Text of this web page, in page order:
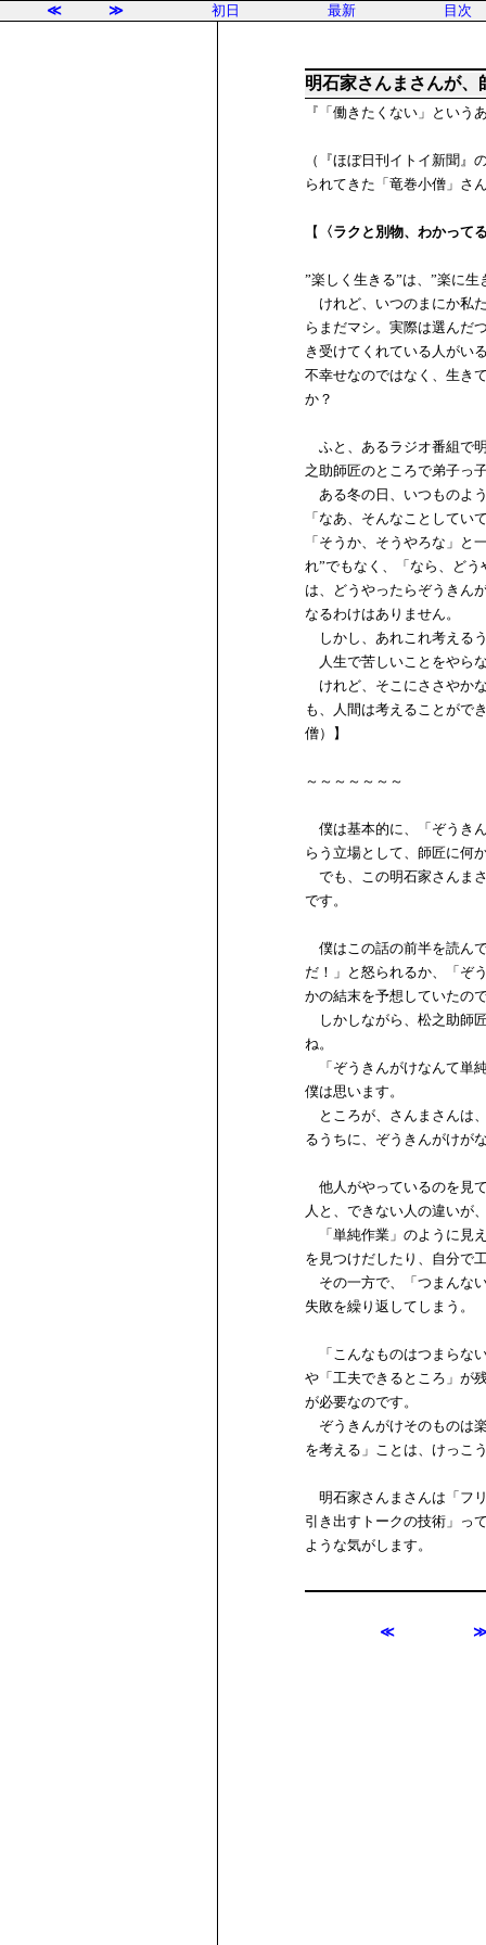
≪ ≫ 初日 最新 目次
明石家さんまさんが、
『「働きたくない」という
（『ほぼ日刊イトイ新聞
られてきた「竜巻小僧」さ
【 〈ラクと別物、わかっ
”楽しく生きる”は、”楽に生
けれど、いつのまにか私
らまだマシ。実際は選んだ
き受けてくれている人がい
不幸せなのではなく、生き
か？
ふと、あるラジオ番組で
之助師匠のところで弟子っ
ある冬の日、いつものよ
「なあ、そんなことして
「そうか、そうやろな」と
れ”でもなく、「なら、ど
は、どうやったらぞうきん
なるわけはありません。
しかし、あれこれ考える
人生で苦しいことをやら
けれど、そこにささやか
も、人間は考えることがで
僧）】
～～～～～～～
僕は基本的に、「ぞうき
らう立場として、師匠に何
でも、この明石家さんま
です。
僕はこの話の前半を読ん
だ！」と怒られるか、「ぞ
かの結末を予想していたの
しかしながら、松之助師
ね。
「ぞうきんがけなんて単
僕は思います。
ところが、さんまさんは
るうちに、ぞうきんがけが
他人がやっているのを見
人と、できない人の違いが
「単純作業」のように見
を見つけだしたり、自分で
その一方で、「つまんな
失敗を繰り返してしまう。
「こんなものはつまらな
や「工夫できるところ」が
が必要なのです。
ぞうきんがけそのものは
を考える」ことは、けっこ
明石家さんまさんは「フ
引き出すトークの技術」っ
ような気がします。
≪